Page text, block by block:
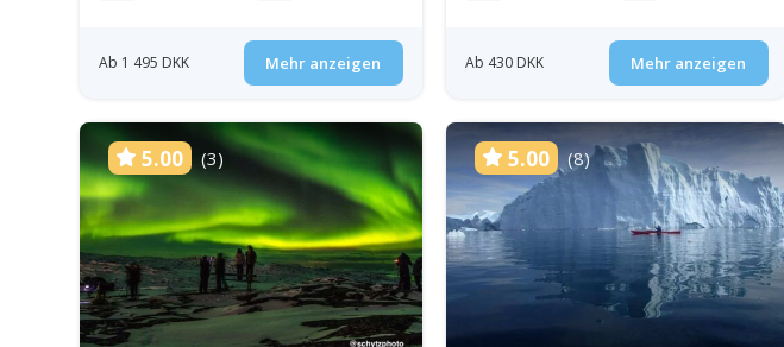
Ab 1 495 DKK Mehr anzeigen Ab 430 DKK Mehr anzeigen
5.00 (3) 5.00 (8)